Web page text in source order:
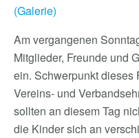
(Galerie)
Am vergangenen
Mitglieder, Freunde und
ein. Schwerpunkt dieses
Vereins- und
sollten an diesem Tag
die Kinder sich an